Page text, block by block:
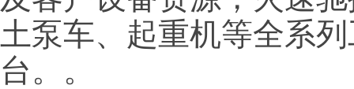
土泵车、起重机等全系
台。。